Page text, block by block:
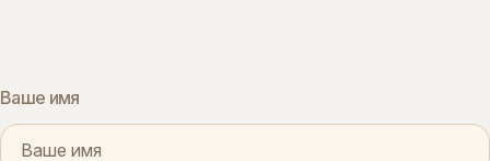
Ваше имя